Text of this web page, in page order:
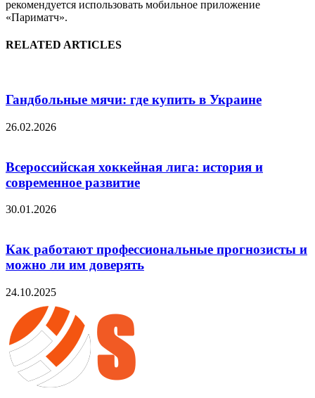
рекомендуется использовать мобильное приложение
«Париматч».
RELATED ARTICLES
Гандбольные мячи: где купить в Украине
26.02.2026
Всероссийская хоккейная лига: история и
современное развитие
30.01.2026
Как работают профессиональные прогнозисты и
можно ли им доверять
24.10.2025